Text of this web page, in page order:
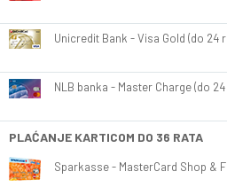
Unicredit Bank - Visa Gold (do 24
NLB banka - Master Charge (do
PLAĆANJE KARTICOM DO 36 RATA
Sparkasse - MasterCard Shop &